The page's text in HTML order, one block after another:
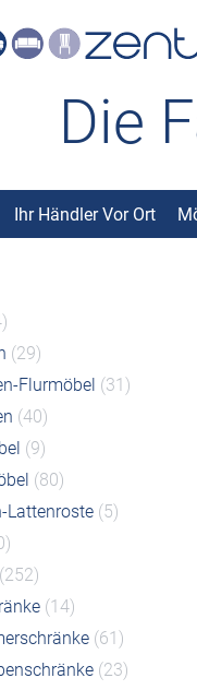
Die
Ihr Händler Vor Ort
(29)
Flurmöbel (31)
(40)
(9)
(80)
Lattenroste (5)
(252)
(14)
(61)
(23)